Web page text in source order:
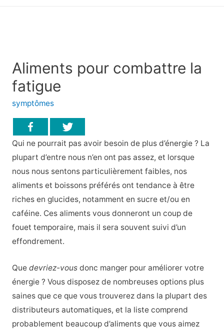
Aliments pour combattre la
fatigue
symptômes
Qui ne pourrait pas avoir besoin de plus d’énergie ? La
plupart d’entre nous n’en ont pas assez, et lorsque
nous nous sentons particulièrement faibles, nos
aliments et boissons préférés ont tendance à être
riches en glucides, notamment en sucre et/ou en
caféine. Ces aliments vous donneront un coup de
fouet temporaire, mais il sera souvent suivi d’un
effondrement.
Que devriez-vousdonc manger pour améliorer votre
énergie ? Vous disposez de nombreuses options plus
saines que ce que vous trouverez dans la plupart des
distributeurs automatiques, et la liste comprend
probablement beaucoup d’aliments que vous aimez